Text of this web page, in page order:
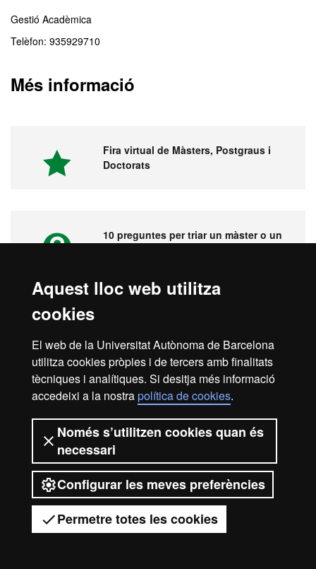
Aquest lloc web utilitza
cookies
El web de la Universitat Autònoma de Barcelona
utilitza cookies pròpies i de tercers amb finalitats
tècniques i analítiques. Si desitja més informació
accedeixi a la nostrapolítica de cookies.
Només s’utilitzen cookies quan és
necessari
Configurar les meves preferències
Permetre totes les cookies
Tens dubtes?
Gestió Acadèmica
Telèfon: 935929710
Més informació
Fira virtual de Màsters, Postgraus i
Doctorats
10 preguntes per triar un màster o un
Inici Avís legal
Protecció de dades
Sobre el web
2026 Universitat Autònoma de
Barcelona